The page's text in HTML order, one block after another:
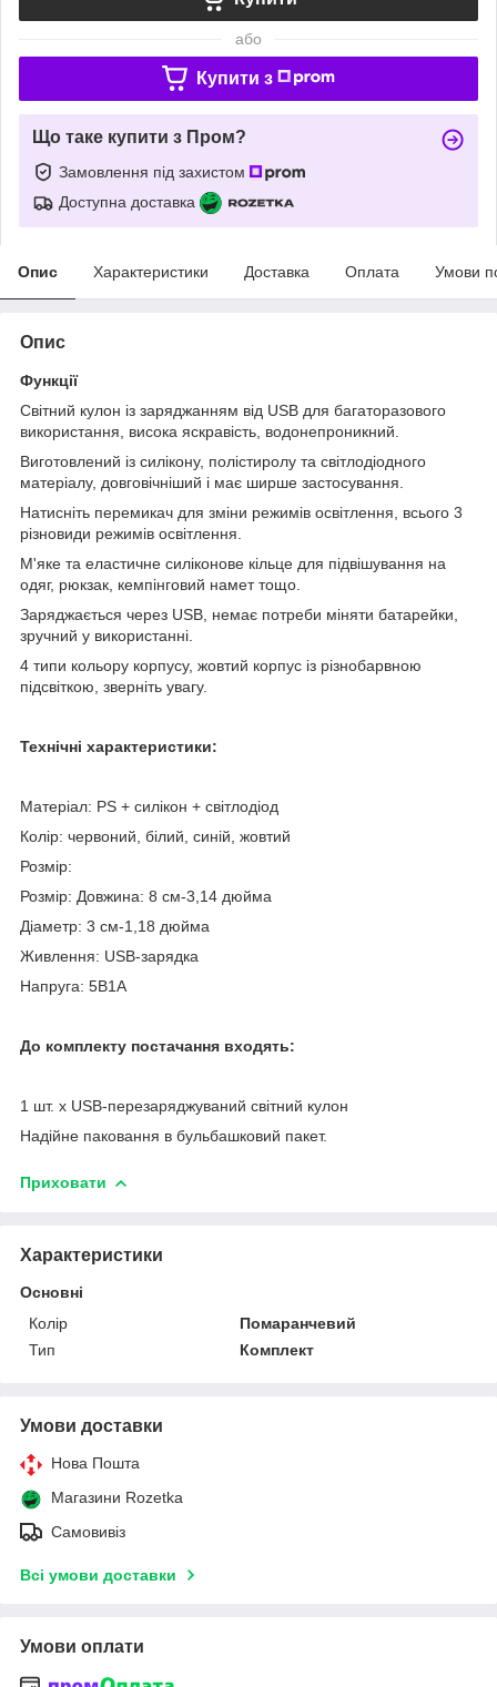
або
Купити з
Що таке купити з Пром?
Замовлення під захистом
Доступна доставка
Опис Характеристики Доставка Оплата Умови
Опис
Функції
Світний кулон із заряджанням від USB для багаторазового
використання, висока яскравість, водонепроникний.
Виготовлений із силікону, полістиролу та світлодіодного
матеріалу, довговічніший і має ширше застосування.
Натисніть перемикач для зміни режимів освітлення, всього 3
різновиди режимів освітлення.
М'яке та еластичне силіконове кільце для підвішування на
одяг, рюкзак, кемпінговий намет тощо.
Заряджається через USB, немає потреби міняти батарейки,
зручний у використанні.
4 типи кольору корпусу, жовтий корпус із різнобарвною
підсвіткою, зверніть увагу.
Технічні характеристики:
Матеріал: PS + силікон + світлодіод
Колір: червоний, білий, синій, жовтий
Розмір:
Розмір: Довжина: 8 см-3,14 дюйма
Діаметр: 3 см-1,18 дюйма
Живлення: USB-зарядка
Напруга: 5В1А
До комплекту постачання входять:
1 шт. х USB-перезаряджуваний світний кулон
Надійне паковання в бульбашковий пакет.
Приховати
Характеристики
Основні
Колір
Помаранчевий
Тип
Комплект
Умови доставки
Нова Пошта
Магазини Rozetka
Самовивіз
Всі умови доставки
Умови оплати